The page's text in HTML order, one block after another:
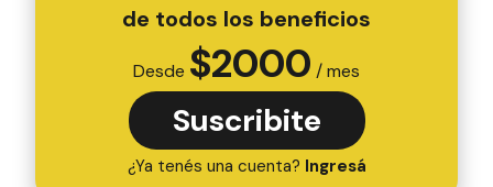
de todos los beneficios
Desde $2000 / mes
Suscribite
¿Ya tenés una cuenta? Ingresá